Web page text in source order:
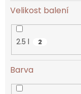
Velikost balení
2.5 l 2
Barva